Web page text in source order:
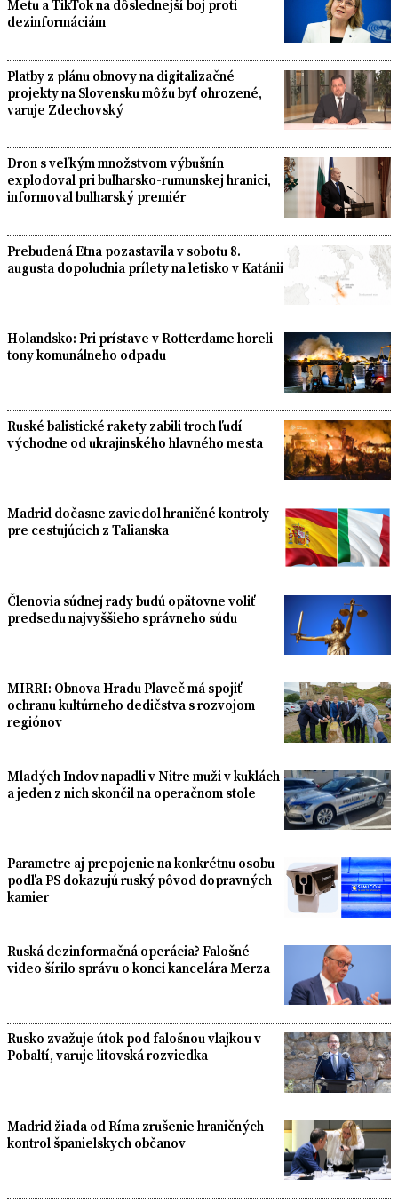
Metu a TikTok na dôslednejší boj proti
dezinformáciám
Platby z plánu obnovy na digitalizačné
projekty na Slovensku môžu byť ohrozené,
varuje Zdechovský
Dron s veľkým množstvom výbušnín
explodoval pri bulharsko-rumunskej hranici,
informoval bulharský premiér
Prebudená Etna pozastavila v sobotu 8.
augusta dopoludnia prílety na letisko v Katánii
Holandsko: Pri prístave v Rotterdame horeli
tony komunálneho odpadu
Ruské balistické rakety zabili troch ľudí
východne od ukrajinského hlavného mesta
Madrid dočasne zaviedol hraničné kontroly
pre cestujúcich z Talianska
Členovia súdnej rady budú opätovne voliť
predsedu najvyššieho správneho súdu
MIRRI: Obnova Hradu Plaveč má spojiť
ochranu kultúrneho dedičstva s rozvojom
regiónov
Mladých Indov napadli v Nitre muži v kuklách
a jeden z nich skončil na operačnom stole
Parametre aj prepojenie na konkrétnu osobu
podľa PS dokazujú ruský pôvod dopravných
kamier
Ruská dezinformačná operácia? Falošné
video šírilo správu o konci kancelára Merza
Rusko zvažuje útok pod falošnou vlajkou v
Pobaltí, varuje litovská rozviedka
Madrid žiada od Ríma zrušenie hraničných
kontrol španielskych občanov